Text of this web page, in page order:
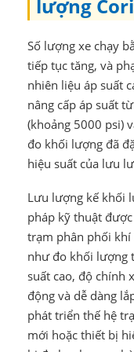
lượng
Số lượng xe chạy
tiếp tục tăng, và
nhiên liệu áp suất
nâng cấp áp suất
(khoảng 5000 psi)
đo khối lượng đã
hiệu suất của lưu
Lưu lượng kế khối
pháp kỹ thuật
trạm phân phối khí
như đo khối lượng
suất cao, độ chính
động và dễ dàng
phát triển thế hệ
mới hoặc thiết bị